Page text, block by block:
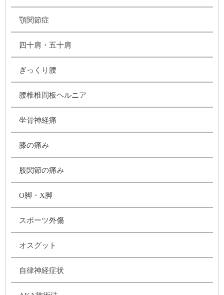
顎関節症
四十肩・五十肩
ぎっくり腰
腰椎椎間板ヘルニア
坐骨神経痛
膝の痛み
股関節の痛み
O脚・X脚
スポーツ外傷
オスグット
自律神経症状